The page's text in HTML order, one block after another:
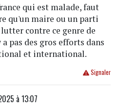
qui est malade, faut
qu'un maire ou un parti
contre ce genre de
pas des gros efforts dans
et international.
Signaler
à 13:07